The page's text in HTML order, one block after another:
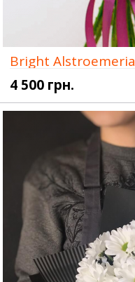
Bright Alstroemeria
4 500 грн.